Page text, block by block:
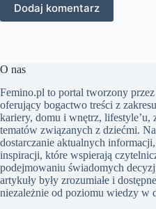
Dodaj komentarz
O nas
Femino.pl to portal tworzony
oferujący bogactwo treści z
kariery, domu i wnętrz, lifestyle’u,
tematów związanych z dziećmi.
dostarczanie aktualnych
inspiracji, które wspierają
podejmowaniu świadomych
artykuły były zrozumiałe i
niezależnie od poziomu wiedzy w